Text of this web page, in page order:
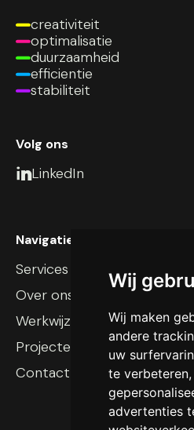
Wij
Wij maken
andere
uw
te
advertenties
creativiteit
optimalisatie
duurzaamheid
efficientie
stabiliteit
Volg ons
LinkedIn
Navigatie
Services
Over ons
Werkwijze
Projecten
Contact